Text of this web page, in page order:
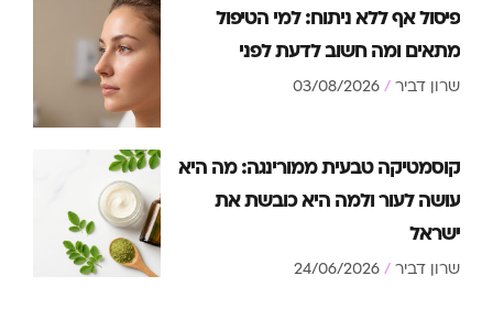
פיסול אף ללא ניתוח: למי הטיפול
מתאים ומה חשוב לדעת לפני
שרון דביר
קוסמטיקה טבעית ממורינגה: מה היא
עושה לעור ולמה היא כובשת את
ישראל
שרון דביר